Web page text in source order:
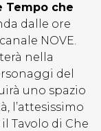
Tempo che
dalle ore
NOVE.
nella
del
uno spazio
l’attesissimo
Tavolo di Che